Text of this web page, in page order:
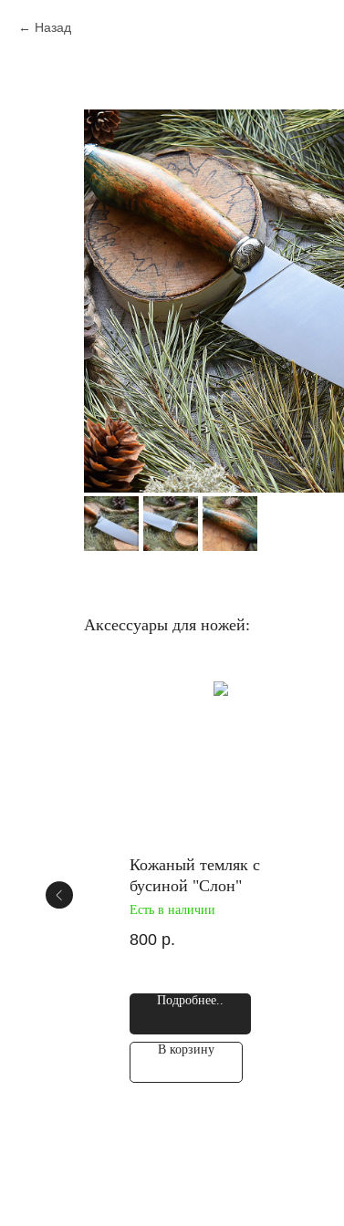
Назад
Аксессуары для ножей:
Кожаный темляк с
бусиной "Слон"
Есть в наличии
800 р.
Подробнее..
В корзину